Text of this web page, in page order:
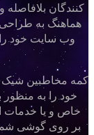
کنندگان
وب سایت خود را
کمه مخاطبین شیک
خود را به
خاص و یا خدمات
بر روی گوشی